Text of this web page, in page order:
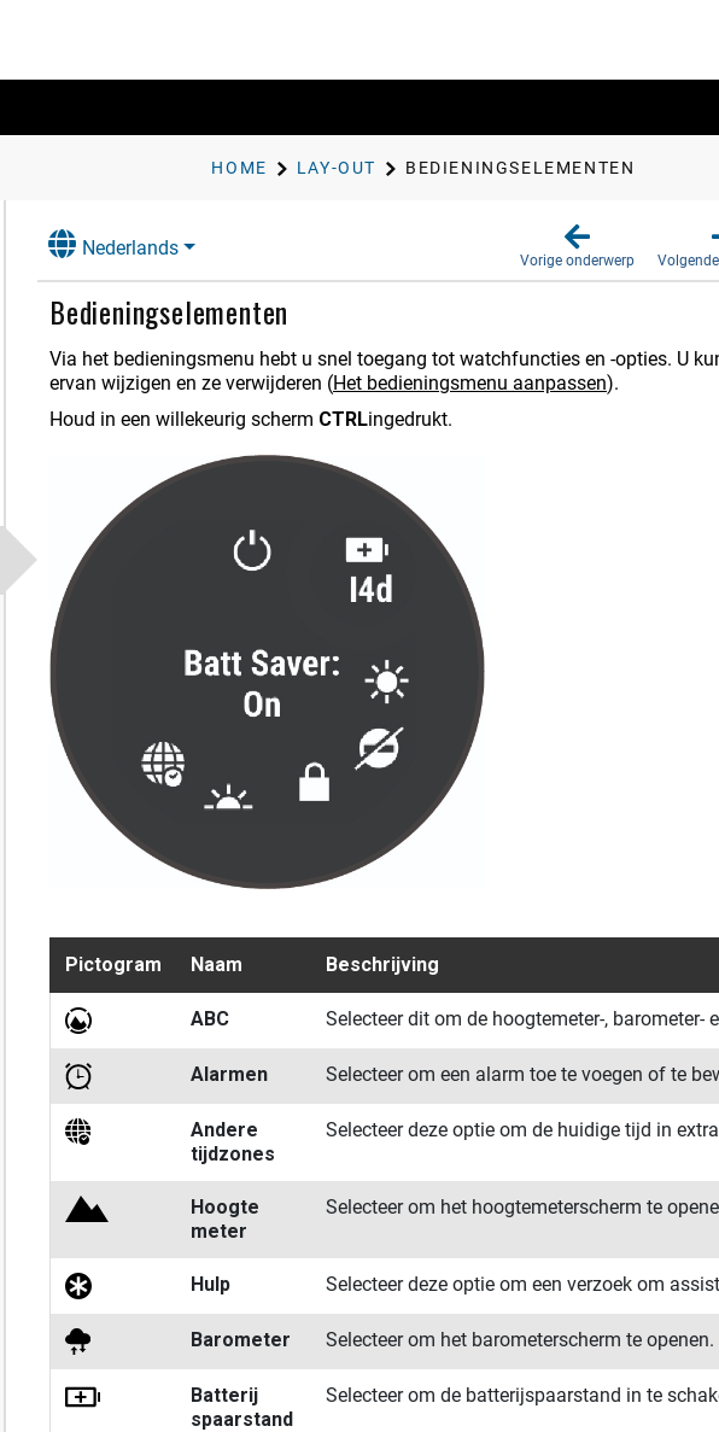
HOME LAY-OUT BEDIENINGSELEMENTEN
Nederlands
Vorige onderwerp
Bedieningselementen
Via het bedieningsmenu hebt u snel toegang tot watchfuncties en -opties. U
ervan wijzigen en ze verwijderen (Het bedieningsmenu aanpassen).
Houd in een willekeurig scherm CTRLingedrukt.
Pictogram Naam Beschrijving
ABC Selecteer dit om de hoogtemeter-, barometer-
Alarmen Selecteer om een alarm toe te voegen of te
Andere
tijdzones
Selecteer deze optie om de huidige tijd in
Hoogte​
meter
Selecteer om het hoogtemeterscherm te
Hulp Selecteer deze optie om een verzoek om
Barometer Selecteer om het barometerscherm te openen.
Batterij​
spaarstand
Selecteer om de batterijspaarstand in te